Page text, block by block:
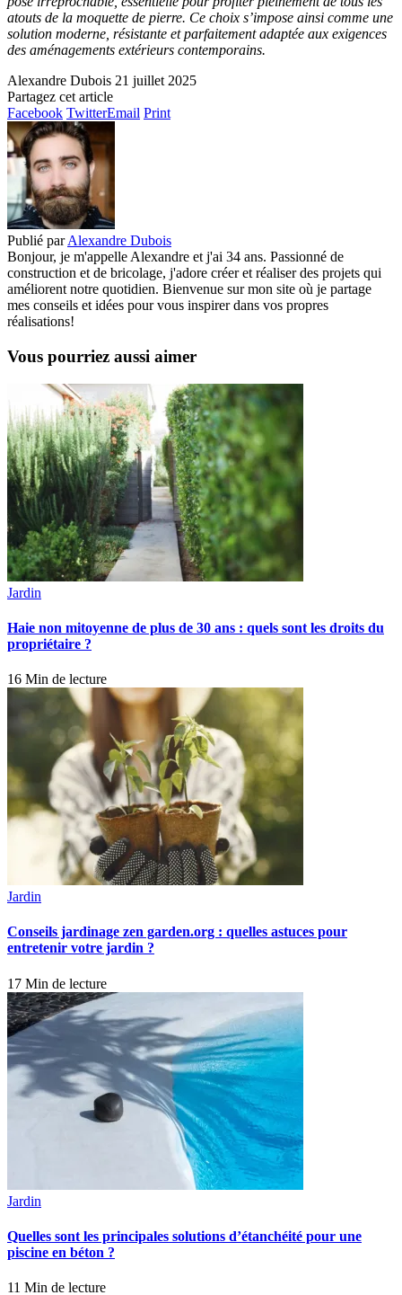
atouts de la moquette de pierre. Ce choix s’impose ainsi comme une
solution moderne, résistante et parfaitement adaptée aux exigences
des aménagements extérieurs contemporains.
Alexandre Dubois 21 juillet 2025
Partagez cet article
Facebook TwitterEmail Print
Publié par Alexandre Dubois
Bonjour, je m'appelle Alexandre et j'ai 34 ans. Passionné de
construction et de bricolage, j'adore créer et réaliser des projets qui
améliorent notre quotidien. Bienvenue sur mon site où je partage
mes conseils et idées pour vous inspirer dans vos propres
réalisations!
Vous pourriez aussi aimer
Jardin
Haie non mitoyenne de plus de 30 ans : quels sont les droits du
propriétaire ?
16 Min de lecture
Jardin
Conseils jardinage zen garden.org : quelles astuces pour
entretenir votre jardin ?
17 Min de lecture
Jardin
Quelles sont les principales solutions d’étanchéité pour une
piscine en béton ?
11 Min de lecture